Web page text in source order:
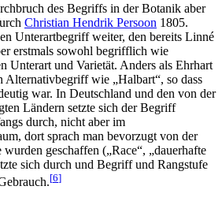
des Begriffs in der Botanik aber
Christian Hendrik Persoon 1805.
Unterartbegriff weiter, den bereits Linné
erstmals sowohl begrifflich wie
Unterart und Varietät. Anders als Ehrhart
Alternativbegriff wie „Halbart“, so dass
war. In Deutschland und den von der
Ländern setzte sich der Begriff
durch, nicht aber im
dort sprach man bevorzugt von der
geschaffen („Race“, „dauerhafte
sich durch und Begriff und Rangstufe
[6]